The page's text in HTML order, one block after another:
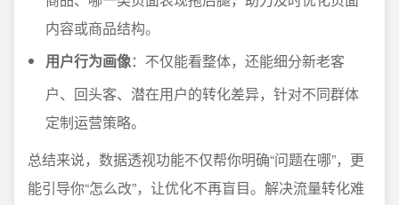
内容或商品结构。
用户行为画像：不仅能看整体，还能细分新老客
户、回头客、潜在用户的转化差异，针对不同群体
定制运营策略。
总结来说，数据透视功能不仅帮你明确“问题在哪”，更
能引导你“怎么改”，让优化不再盲目。解决流量转化难